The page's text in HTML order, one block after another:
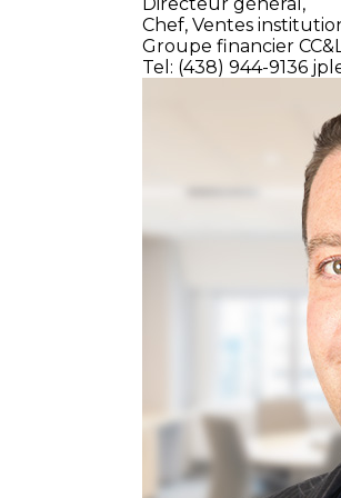
Chef, Ventes
Groupe financier
Tel: (438) 944-9136